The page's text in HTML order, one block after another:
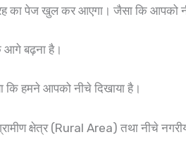
पेज खुल कर आएगा। जैसा कि आपको
बढ़ना है।
हमने आपको नीचे दिखाया है।
क्षेत्र (Rural Area) तथा नीचे